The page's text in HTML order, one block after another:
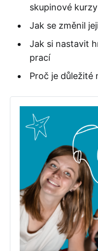
skupinové
Jak se změnil
Jak si nastavit
prací
Proč je důležité